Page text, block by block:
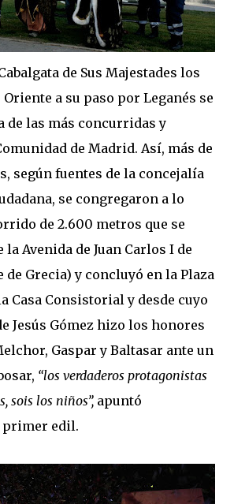
de Sus Majestades los
Oriente a su paso por Leganés se
de las más concurridas y
de Madrid. Así, más de
según fuentes de la concejalía
se congregaron a lo
de 2.600 metros que se
Avenida de Juan Carlos I de
de Grecia) y concluyó en la Plaza
Casa Consistorial y desde cuyo
Jesús Gómez hizo los honores
Gaspar y Baltasar ante un
“los verdaderos protagonistas
sois los niños”, apuntó
primer edil.